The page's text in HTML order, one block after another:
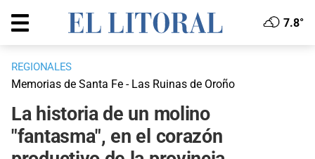
7.8°
REGIONALES
Memorias de Santa Fe - Las Ruinas de Oroño
La historia de un molino
"fantasma", en el corazón